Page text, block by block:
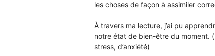
les choses de façon à assimiler
À travers ma lecture, j’ai pu
notre état de bien-être du moment.
stress, d’anxiété)